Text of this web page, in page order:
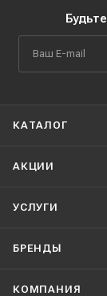
КАТАЛОГ
АКЦИИ
УСЛУГИ
БРЕНДЫ
КОМПАНИЯ